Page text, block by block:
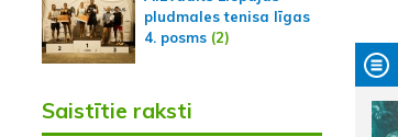
pludmales tenisa līgas
4. posms(2)
Saistītie raksti